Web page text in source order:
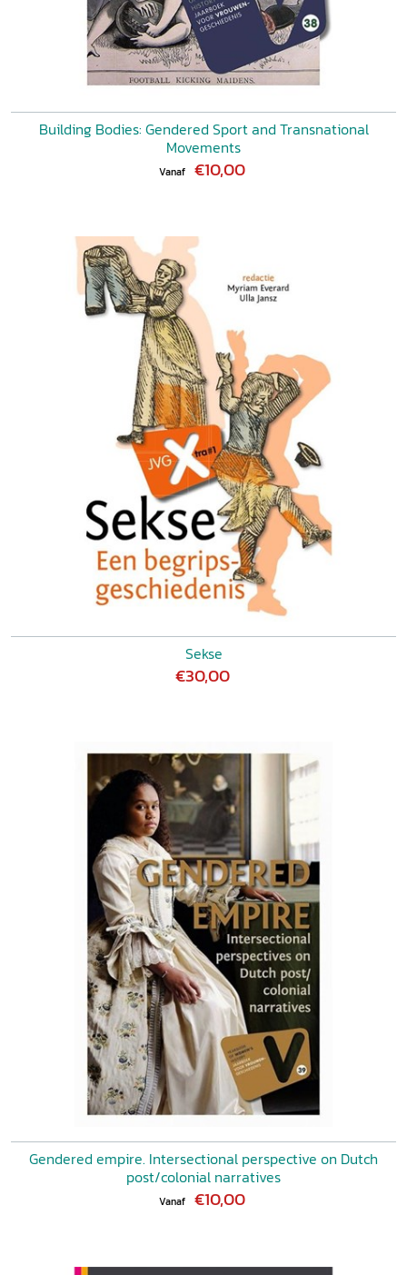
Building Bodies: Gendered Sport and Transnational
Movements
Vanaf €10,00
Sekse
€30,00
Gendered empire. Intersectional perspective on Dutch
post/colonial narratives
Vanaf €10,00